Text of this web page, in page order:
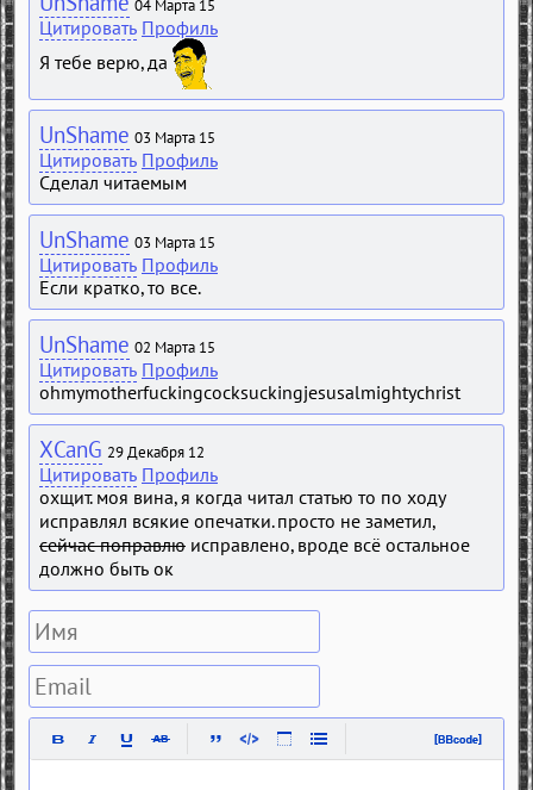
04 Марта 15
Цитировать Профиль
Я тебе верю, да
UnShame 03 Марта 15
Цитировать Профиль
Сделал читаемым
UnShame 03 Марта 15
Цитировать Профиль
Если кратко, то все.
UnShame 02 Марта 15
Цитировать Профиль
ohmymotherfuckingcocksuckingjesusalmightychrist
XCanG 29 Декабря 12
Цитировать Профиль
охщит. моя вина, я когда читал статью то по ходу
исправлял всякие опечатки. просто не заметил,
сейчас поправлю исправлено, вроде всё остальное
должно быть ок